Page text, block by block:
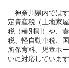
神奈川県内では
定資産税（土地家
税（種別割）や、
税、軽自動車税、
所保育料、児童ホ
いに対応しています